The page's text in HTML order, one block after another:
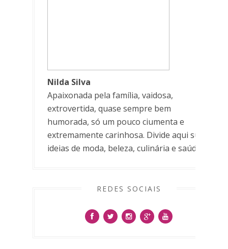
Nilda Silva
Apaixonada pela família, vaidosa,
extrovertida, quase sempre bem
humorada, só um pouco ciumenta e
extremamente carinhosa. Divide aqui suas
ideias de moda, beleza, culinária e saúde.
REDES SOCIAIS